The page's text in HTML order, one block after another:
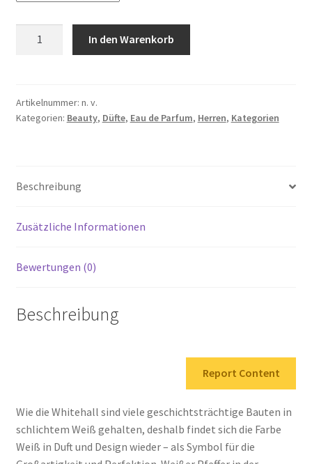
de
Parfum,
In den Warenkorb
Artikelnummer: n. v.
Kategorien: Beauty, Düfte, Eau de Parfum, Herren, Kategorien
Beschreibung
Zusätzliche Informationen
Bewertungen (0)
Beschreibung
Report Content
Wie die Whitehall sind viele geschichtsträchtige Bauten in
schlichtem Weiß gehalten, deshalb findet sich die Farbe
Weiß in Duft und Design wieder – als Symbol für die